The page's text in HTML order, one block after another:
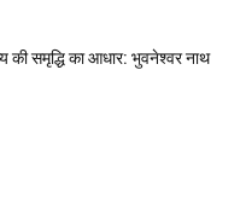
की समृद्धि का आधार: भुवनेश्वर नाथ